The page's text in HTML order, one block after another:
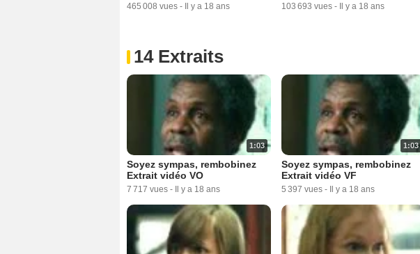
465 008 vues - Il y a 18 ans 103 693 vues - Il y a 18 ans
14 Extraits
1:03
Soyez sympas, rembobinez
Extrait vidéo VO
7 717 vues - Il y a 18 ans
1:03
Soyez sympas, rembobinez
Extrait vidéo VF
5 397 vues - Il y a 18 ans